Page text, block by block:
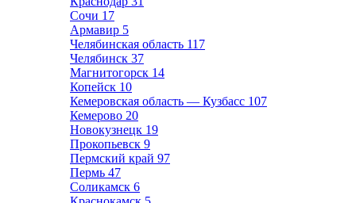
Сочи 17
Армавир 5
Челябинская область 117
Челябинск 37
Магнитогорск 14
Копейск 10
Кемеровская область — Кузбасс 107
Кемерово 20
Новокузнецк 19
Прокопьевск 9
Пермский край 97
Пермь 47
Соликамск 6